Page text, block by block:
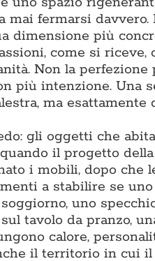
fermarsi
dimensione più
come si
Non la perfezione
più intenzione. Una
ma
gli oggetti che
il progetto
i mobili, dopo che
a stabilire se uno
uno
tavolo da pranzo,
calore,
il territorio in cui